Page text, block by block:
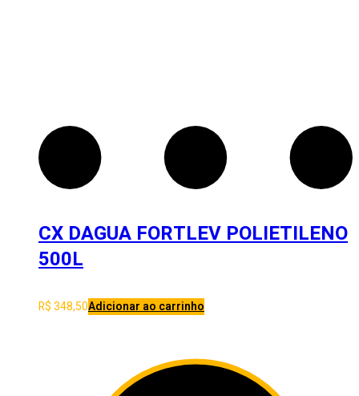
CX DAGUA FORTLEV POLIETILENO
500L
R$348,50Adicionar ao carrinho